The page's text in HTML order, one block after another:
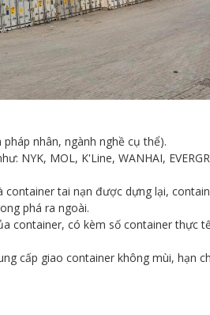
nhân, ngành nghề cụ thể).
NYK, MOL, K'Line, WANHAI,
tai nạn được dựng lại,
phá ra ngoài.
container, có kèm số container thực
cấp giao container không mùi, hạn